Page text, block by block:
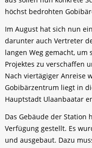
höchst bedrohten
Im August hat sich nun
darunter auch Vertreter
langen Weg gemacht,
Projektes zu verschaffen
Nach viertägiger Anreise
Gobibärzentrum liegt in
Hauptstadt Ulaanbaatar
Das Gebäude der
Verfügung gestellt. Es
und ausgebaut. Dazu